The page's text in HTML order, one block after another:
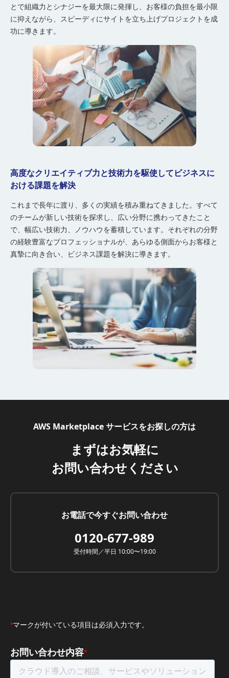
とで組織力とシナジーを最大限に発揮し、お客様の負担を最小限
に抑えながら、スピーディにサイトを立ち上げプロジェクトを成
功に導きます。
高度なクリエイティブ力と技術力を駆使してビジネスに
おける課題を解決
これまで長年に渡り、多くの実績を積み重ねてきました。すべて
のチームが新しい技術を探求し、広い分野に携わってきたこと
で、幅広い技術力、ノウハウを蓄積しています。それぞれの分野
の経験豊富なプロフェッショナルが、あらゆる側面からお客様と
真摯に向き合い、ビジネス課題を解決に導きます。
AWS Marketplace サービスをお探しの方は
まずはお気軽に
お問い合わせください
お電話で今すぐお問い合わせ
0120-677-989
受付時間／平日 10:00〜19:00